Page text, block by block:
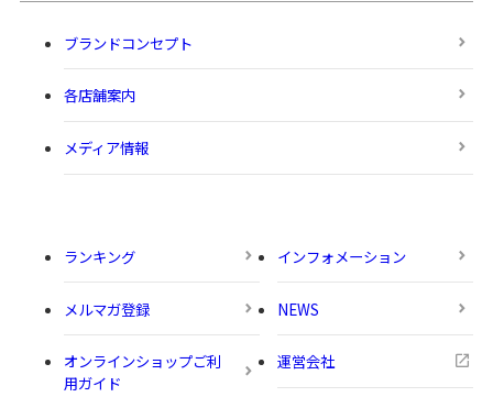
ブランドコンセプト
各店舗案内
メディア情報
ランキング インフォメーション
メルマガ登録 NEWS
オンラインショップご利
用ガイド
運営会社